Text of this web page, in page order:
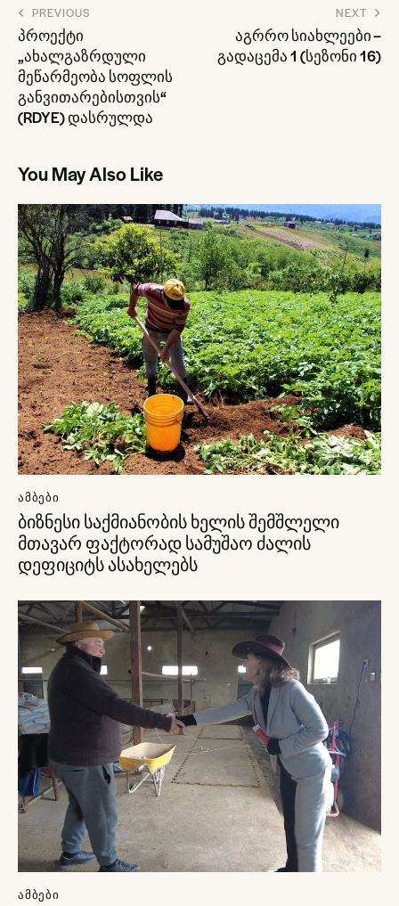
პოსტის
ნავიგაცია
PREVIOUS
პროექტი
„ახალგაზრდული
მეწარმეობა სოფლის
განვითარებისთვის“
(RDYE) დასრულდა
NEXT
აგრრო სიახლეები –
გადაცემა 1 (სეზონი 16)
You May Also Like
ᲐᲛᲑᲔᲑᲘ
ბიზნესი საქმიანობის ხელის შემშლელი
მთავარ ფაქტორად სამუშაო ძალის
დეფიციტს ასახელებს
ᲐᲛᲑᲔᲑᲘ